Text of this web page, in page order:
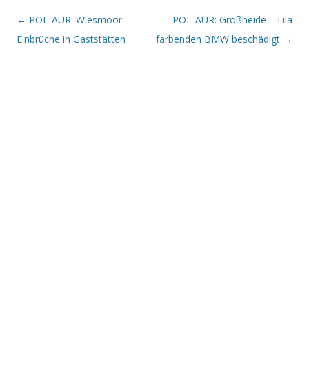
Beitrags-Navigation
← POL-AUR: Wiesmoor –
Einbrüche in Gaststätten
POL-AUR: Großheide – Lila
farbenden BMW beschädigt →